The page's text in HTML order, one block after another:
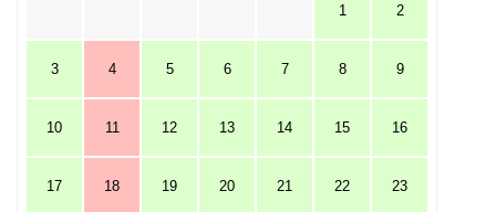
1 2
3 4 5 6 7 8 9
10 11 12 13 14 15 16
17 18 19 20 21 22 23